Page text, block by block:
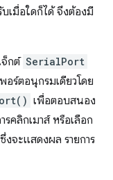
เมื่อใดก็ได้ จึงต้องมี
จ็กต์ SerialPort
ร์ตอนุกรมเดียวโดย
เพื่อตอบสนอง
คลิกเมาส์ หรือเลือก
ซึ่งจะแสดงผล รายการ